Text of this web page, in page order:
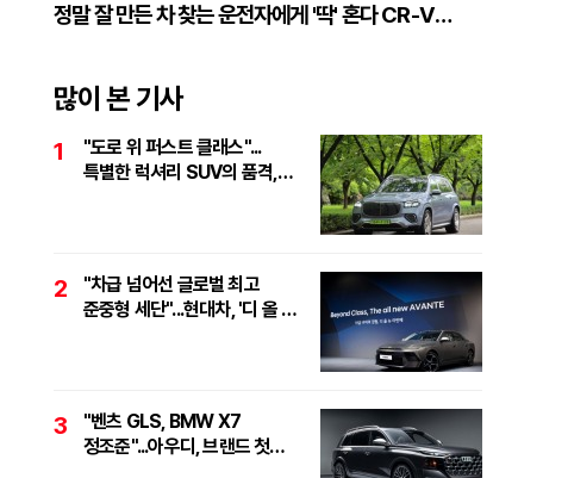
정말 잘 만든 차 찾는 운전자에게 '딱' 혼다 CR-V
많이 본 기사
1
"도로 위 퍼스트 클래스"...
특별한 럭셔리 SUV의 품격,
2
"차급 넘어선 글로벌 최고
준중형 세단"...현대차, '디 올 뉴
3
"벤츠 GLS, BMW X7
정조준"...아우디, 브랜드 첫